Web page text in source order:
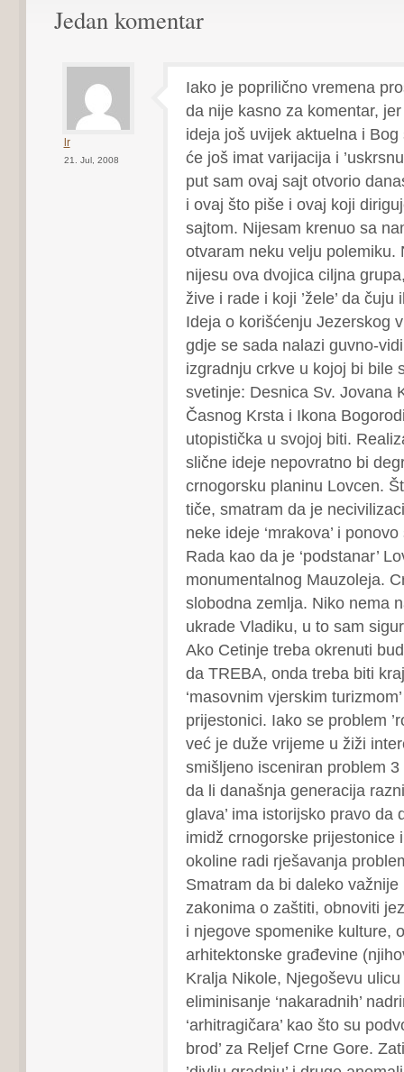
Jedan komentar
lr
21. Jul, 2008
Iako je poprilično vremena
da nije kasno za komentar,
ideja još uvijek aktuelna i
će još imat varijacija i
put sam ovaj sajt otvorio
i ovaj što piše i ovaj koji
sajtom. Nijesam krenuo sa
otvaram neku velju polemiku.
nijesu ova dvojica ciljna
žive i rade i koji ’žele’ da čuju
Ideja o korišćenju Jezerskog
gdje se sada nalazi guvno-
izgradnju crkve u kojoj bi bile
svetinje: Desnica Sv. Jovana
Časnog Krsta i Ikona
utopistička u svojoj biti.
slične ideje nepovratno bi
crnogorsku planinu Lovcen.
tiče, smatram da je
neke ideje ‘mrakova’ i
Rada kao da je ‘podstanar’
monumentalnog Mauzoleja.
slobodna zemlja. Niko nema
ukrade Vladiku, u to sam
Ako Cetinje treba okrenuti
da TREBA, onda treba biti
‘masovnim vjerskim
prijestonici. Iako se problem
već je duže vrijeme u žiži
smišljeno isceniran problem
da li današnja generacija
glava’ ima istorijsko pravo da
imidž crnogorske prijestonice
okoline radi rješavanja
Smatram da bi daleko
zakonima o zaštiti, obnoviti
i njegove spomenike kulture,
arhitektonske građevine
Kralja Nikole, Njegoševu
eliminisanje ‘nakaradnih’
‘arhitragičara’ kao što su
brod’ za Reljef Crne Gore.